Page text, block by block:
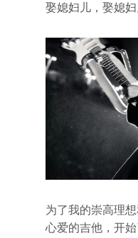
娶媳妇儿，娶媳妇
为了我的崇高理
心爱的吉他，开